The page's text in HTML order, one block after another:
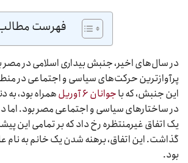
فهرست
در سال‌های اخیر، جنبش بیداری اسلامی در مصر
پرآوازترین حرکت‌های سیاسی و اجتماعی در
این جنبش، که باجوانان ۶ آوریل
همراه بود،
در ساختارهای سیاسی و اجتماعی مصر بود. اما
یک اتفاق غیرمنتظره رخ داد که بر تمامی این
گذاشت. این اتفاق، برهنه شدن یک خانم به نام
بود.